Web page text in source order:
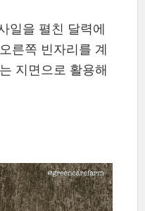
일을 펼친 달력에
른쪽 빈자리를 계
지면으로 활용해